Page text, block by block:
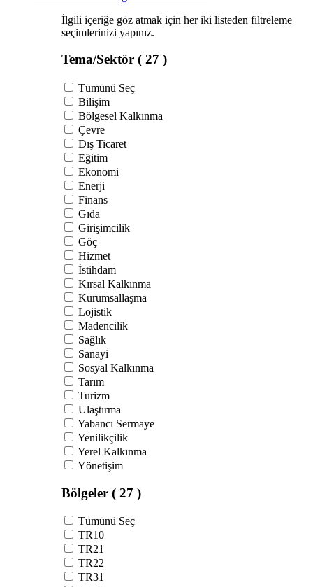
İlgili içeriğe göz atmak için her iki listeden filtreleme
seçimlerinizi yapınız.
Tema/Sektör ( 27 )
Tümünü Seç
Bilişim
Bölgesel Kalkınma
Çevre
Dış Ticaret
Eğitim
Ekonomi
Enerji
Finans
Gıda
Girişimcilik
Göç
Hizmet
İstihdam
Kırsal Kalkınma
Kurumsallaşma
Lojistik
Madencilik
Sağlık
Sanayi
Sosyal Kalkınma
Tarım
Turizm
Ulaştırma
Yabancı Sermaye
Yenilikçilik
Yerel Kalkınma
Yönetişim
Bölgeler ( 27 )
Tümünü Seç
TR10
TR21
TR22
TR31